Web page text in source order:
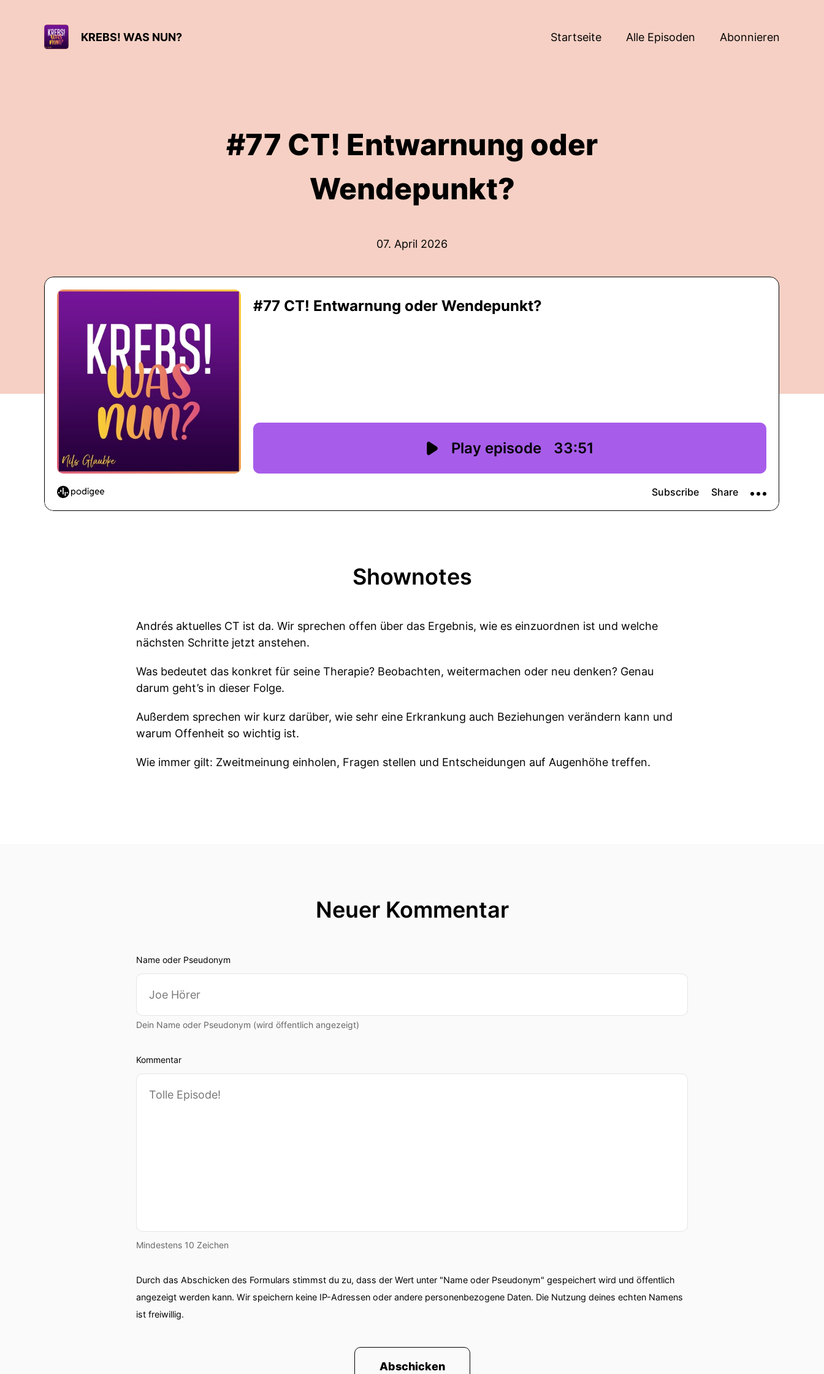
KREBS! WAS NUN? Startseite Alle Episoden Abonnieren
#77 CT! Entwarnung oder
Wendepunkt?
07. April 2026
Shownotes
Andrés aktuelles CT ist da. Wir sprechen offen über das Ergebnis, wie es einzuordnen ist und welche
nächsten Schritte jetzt anstehen.
Was bedeutet das konkret für seine Therapie? Beobachten, weitermachen oder neu denken? Genau
darum geht’s in dieser Folge.
Außerdem sprechen wir kurz darüber, wie sehr eine Erkrankung auch Beziehungen verändern kann und
warum Offenheit so wichtig ist.
Wie immer gilt: Zweitmeinung einholen, Fragen stellen und Entscheidungen auf Augenhöhe treffen.
Neuer Kommentar
Name oder Pseudonym
Dein Name oder Pseudonym (wird öffentlich angezeigt)
Kommentar
Mindestens 10 Zeichen
Durch das Abschicken des Formulars stimmst du zu, dass der Wert unter "Name oder Pseudonym" gespeichert wird und öffentlich
angezeigt werden kann. Wir speichern keine IP-Adressen oder andere personenbezogene Daten. Die Nutzung deines echten Namens
ist freiwillig.
Abschicken